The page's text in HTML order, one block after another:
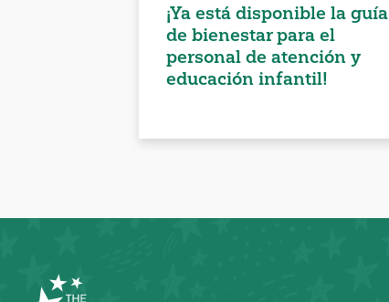
¡Ya está disponible la guía
de bienestar para el
personal de atención y
educación infantil!